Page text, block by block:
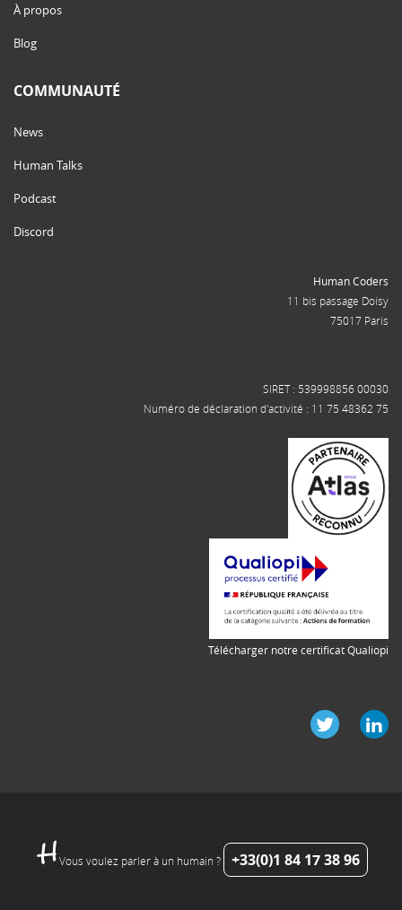
À propos
Blog
COMMUNAUTÉ
News
Human Talks
Podcast
Discord
Human Coders
11 bis passage Doisy
75017 Paris
SIRET : 539998856 00030
Numéro de déclaration d'activité : 11 75 48362 75
Télécharger notre certificat Qualiopi
Vous voulez parler à un humain ? +33(0)1 84 17 38 96